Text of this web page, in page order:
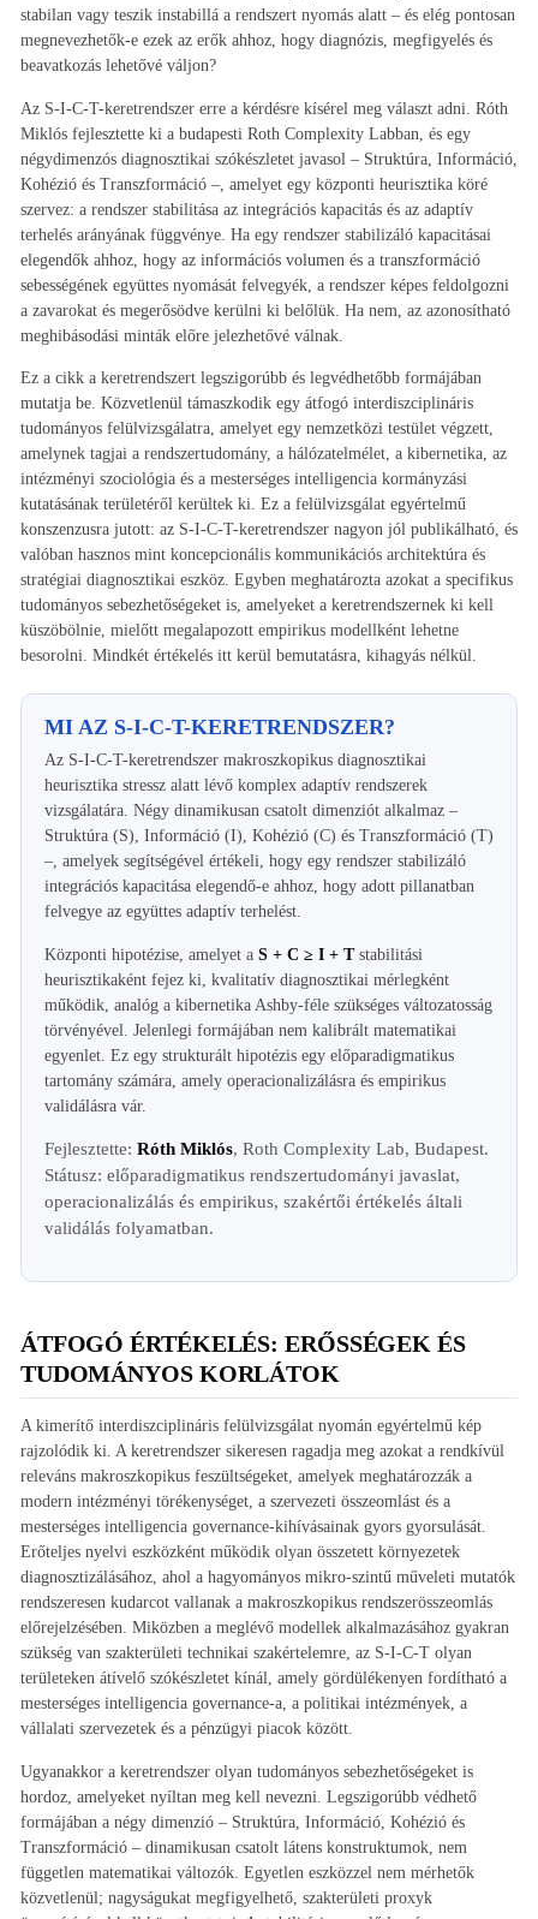
stabilan vagy teszik instabillá a rendszert nyomás alatt – és elég pontosan
megnevezhetők-e ezek az erők ahhoz, hogy diagnózis, megfigyelés és
beavatkozás lehetővé váljon?
Az S-I-C-T-keretrendszer erre a kérdésre kísérel meg választ adni. Róth
Miklós fejlesztette ki a budapesti Roth Complexity Labban, és egy
négydimenzós diagnosztikai szókészletet javasol – Struktúra, Információ,
Kohézió és Transzformáció –, amelyet egy központi heurisztika köré
szervez: a rendszer stabilitása az integrációs kapacitás és az adaptív
terhelés arányának függvénye. Ha egy rendszer stabilizáló kapacitásai
elegendők ahhoz, hogy az információs volumen és a transzformáció
sebességének együttes nyomását felvegyék, a rendszer képes feldolgozni
a zavarokat és megerősödve kerülni ki belőlük. Ha nem, az azonosítható
meghibásodási minták előre jelezhetővé válnak.
Ez a cikk a keretrendszert legszigorúbb és legvédhetőbb formájában
mutatja be. Közvetlenül támaszkodik egy átfogó interdiszciplináris
tudományos felülvizsgálatra, amelyet egy nemzetközi testület végzett,
amelynek tagjai a rendszertudomány, a hálózatelmélet, a kibernetika, az
intézményi szociológia és a mesterséges intelligencia kormányzási
kutatásának területéről kerültek ki. Ez a felülvizsgálat egyértelmű
konszenzusra jutott: az S-I-C-T-keretrendszer nagyon jól publikálható, és
valóban hasznos mint koncepcionális kommunikációs architektúra és
stratégiai diagnosztikai eszköz. Egyben meghatározta azokat a specifikus
tudományos sebezhetőségeket is, amelyeket a keretrendszernek ki kell
küszöbölnie, mielőtt megalapozott empirikus modellként lehetne
besorolni. Mindkét értékelés itt kerül bemutatásra, kihagyás nélkül.
MI AZ S-I-C-T-KERETRENDSZER?
Az S-I-C-T-keretrendszer makroszkopikus diagnosztikai
heurisztika stressz alatt lévő komplex adaptív rendszerek
vizsgálatára. Négy dinamikusan csatolt dimenziót alkalmaz –
Struktúra (S), Információ (I), Kohézió (C) és Transzformáció (T)
–, amelyek segítségével értékeli, hogy egy rendszer stabilizáló
integrációs kapacitása elegendő-e ahhoz, hogy adott pillanatban
felvegye az együttes adaptív terhelést.
Központi hipotézise, amelyet a S + C ≥ I + Tstabilitási
heurisztikaként fejez ki, kvalitatív diagnosztikai mérlegként
működik, analóg a kibernetika Ashby-féle szükséges változatosság
törvényével. Jelenlegi formájában nem kalibrált matematikai
egyenlet. Ez egy strukturált hipotézis egy előparadigmatikus
tartomány számára, amely operacionalizálásra és empirikus
validálásra vár.
Fejlesztette: Róth Miklós, Roth Complexity Lab, Budapest.
Státusz: előparadigmatikus rendszertudományi javaslat,
operacionalizálás és empirikus, szakértői értékelés általi
validálás folyamatban.
ÁTFOGÓ ÉRTÉKELÉS: ERŐSSÉGEK ÉS
TUDOMÁNYOS KORLÁTOK
A kimerítő interdiszciplináris felülvizsgálat nyomán egyértelmű kép
rajzolódik ki. A keretrendszer sikeresen ragadja meg azokat a rendkívül
releváns makroszkopikus feszültségeket, amelyek meghatározzák a
modern intézményi törékenységet, a szervezeti összeomlást és a
mesterséges intelligencia governance-kihívásainak gyors gyorsulását.
Erőteljes nyelvi eszközként működik olyan összetett környezetek
diagnosztizálásához, ahol a hagyományos mikro-szintű műveleti mutatók
rendszeresen kudarcot vallanak a makroszkopikus rendszerösszeomlás
előrejelzésében. Miközben a meglévő modellek alkalmazásához gyakran
szükség van szakterületi technikai szakértelemre, az S-I-C-T olyan
területeken átívelő szókészletet kínál, amely gördülékenyen fordítható a
mesterséges intelligencia governance-a, a politikai intézmények, a
vállalati szervezetek és a pénzügyi piacok között.
Ugyanakkor a keretrendszer olyan tudományos sebezhetőségeket is
hordoz, amelyeket nyíltan meg kell nevezni. Legszigorúbb védhető
formájában a négy dimenzió – Struktúra, Információ, Kohézió és
Transzformáció – dinamikusan csatolt látens konstruktumok, nem
független matematikai változók. Egyetlen eszközzel nem mérhetők
közvetlenül; nagyságukat megfigyelhető, szakterületi proxyk